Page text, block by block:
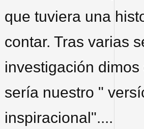
que tuviera una
contar. Tras varias
investigación dimos
sería nuestro "
inspiracional"....